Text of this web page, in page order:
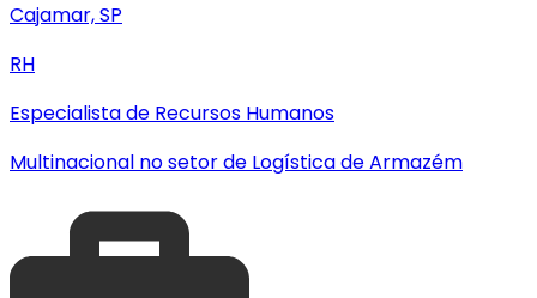
Cajamar, SP
RH
Especialista de Recursos Humanos
Multinacional no setor de Logística de Armazém